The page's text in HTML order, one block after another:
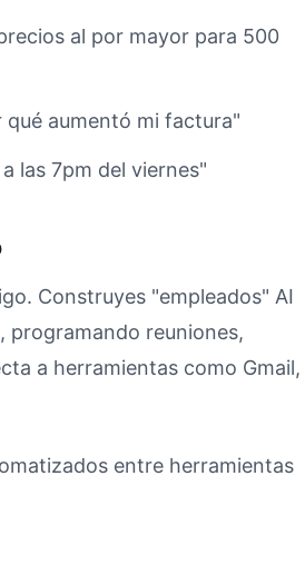
al por mayor para 500
aumentó mi factura"
las 7pm del viernes"
Construyes "empleados" AI
programando reuniones,
a herramientas como Gmail,
entre herramientas